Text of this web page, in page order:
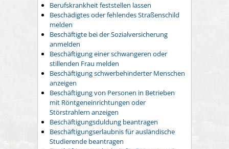
Berufskrankheit feststellen lassen
Beschädigtes oder fehlendes Straßenschild
melden
Beschäftigte bei der Sozialversicherung
anmelden
Beschäftigung einer schwangeren oder
stillenden Frau melden
Beschäftigung schwerbehinderter Menschen
anzeigen
Beschäftigung von Personen in Betrieben
mit Röntgeneinrichtungen oder
Störstrahlern anzeigen
Beschäftigungsduldung beantragen
Beschäftigungserlaubnis für ausländische
Studierende beantragen